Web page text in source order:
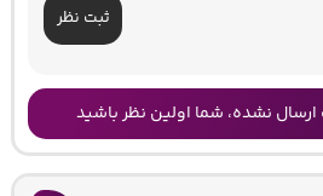
ثبت نظر
نشده، شما اولین نظر باشید